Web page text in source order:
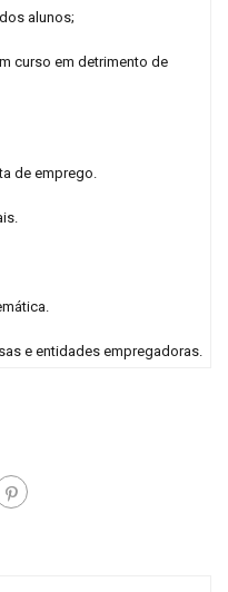
alunos;
curso em detrimento de
de emprego.
e entidades empregadoras.